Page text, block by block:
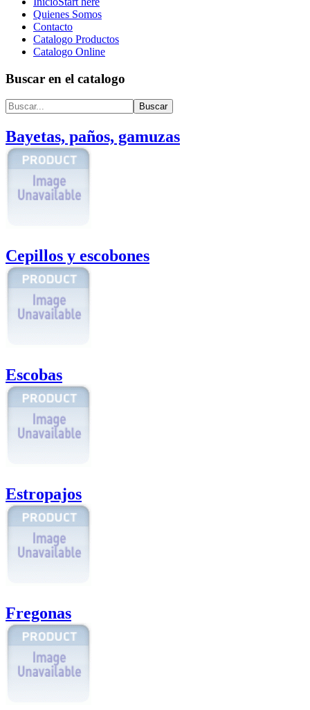
Quienes Somos
Contacto
Catalogo Productos
Catalogo Online
Buscar en el catalogo
Bayetas, paños, gamuzas
Cepillos y escobones
Escobas
Estropajos
Fregonas